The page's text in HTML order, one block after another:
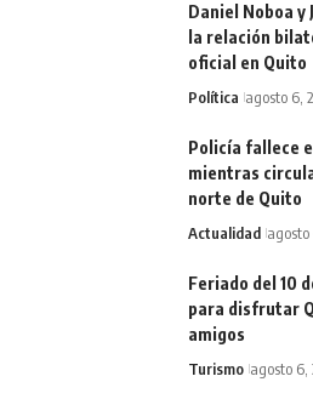
Daniel Noboa
la relación
oficial en Quito
Política agosto 6,
Policía fallece
mientras
norte de Quito
Actualidad
Feriado del 10
para disfrutar
amigos
Turismo agosto 6,